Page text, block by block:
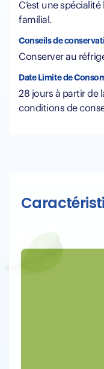
C’est une
familial.
Conseils de
Conserver au
Date Limite de
28 jours à partir de
conditions de